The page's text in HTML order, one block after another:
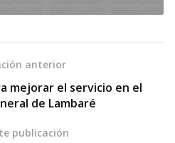
anterior
mejorar el servicio en el
de Lambaré
publicación